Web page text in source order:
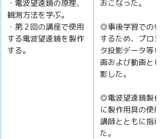
・電波望遠鏡の原理、
観測方法を学ぶ。
・第２回の講座で使用
する電波望遠鏡を製作
する。
おこなった。
◎事後学習での参
するため、プロジ
タ投影データ等を
画および動画とし
影した。
◎電波望遠鏡製作
に製作用具の使用
講師とともに指導
た。